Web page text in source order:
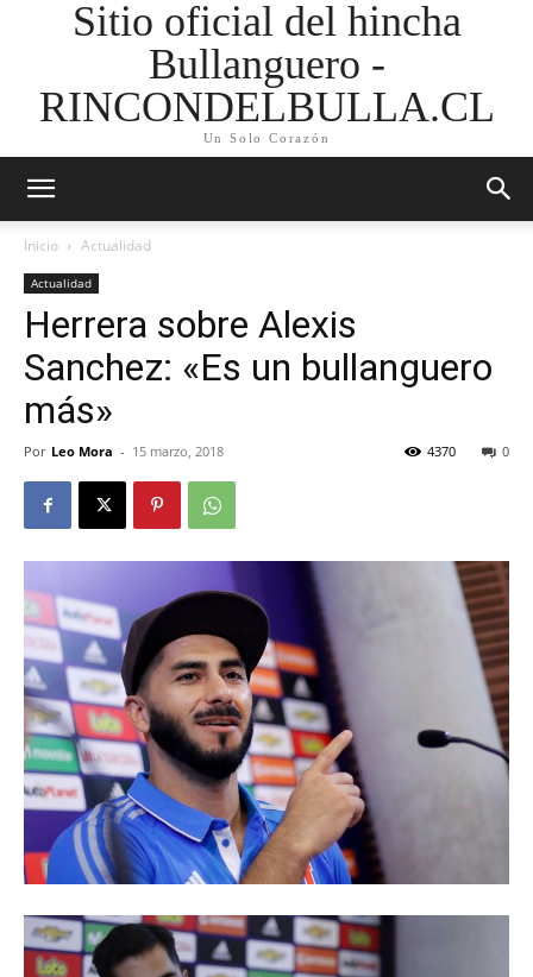
Sitio oficial del hincha
Bullanguero -
RINCONDELBULLA.CL
Un Solo Corazón
Inicio Actualidad
Actualidad
Herrera sobre Alexis
Sanchez: «Es un bullanguero
más»
Por Leo Mora - 15 marzo, 2018 0
4370